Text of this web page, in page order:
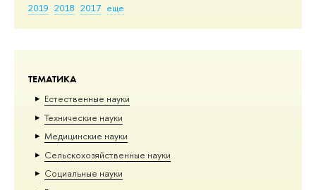
2019 2018 2017 еще
ТЕМАТИКА
Естественные науки
Тех­ничес­кие науки
Медицинские науки
Сельскохозяйственные науки
Социальные науки